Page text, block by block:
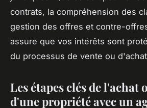
contrats, la compréhension des
gestion des offres et contre-
assure que vos intérêts sont
du processus de vente ou
Les étapes clés de l'achat
d'une propriété avec un